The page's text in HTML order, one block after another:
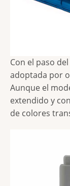
Con el paso
adoptada por
Aunque el
extendido y
de colores